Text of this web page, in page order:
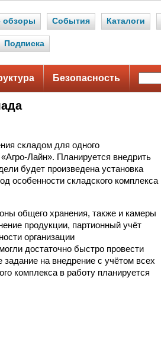
обзоры События Каталоги
Подписка
Безопасность
складом для одного
Лайн». Планируется внедрить
будет произведена установка
особенности складского комплекса
общего хранения, также и камеры
продукции, партионный учёт
организации
достаточно быстро провести
на внедрение с учётом всех
комплекса в работу планируется